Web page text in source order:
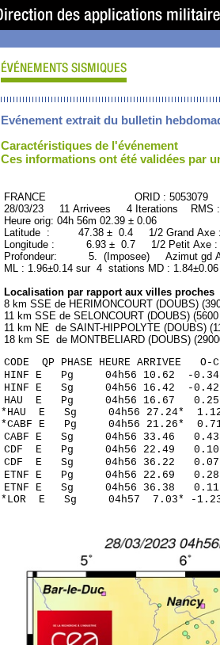
Evénement extrait du bulletin
Caractéristiques de l'événement
Ces informations ont été validées par
FRANCE ORID : 5053079
28/03/23 11 Arrivees 4 Iterations RMS
Heure orig: 04h 56m 02.39 ± 0.06
Latitude : 47.38 ± 0.4 1/2 Grand
Longitude : 6.93 ± 0.7 1/2 Petit Axe
Profondeur: 5. (Imposee) Azimut gd
ML : 1.96±0.14 sur 4 stations MD :
Localisation par rapport aux villes proches
8 km SSE de HERIMONCOURT (DOUBS)
11 km SSE de SELONCOURT (DOUBS)
11 km NE de SAINT-HIPPOLYTE (DOUBS)
18 km SE de MONTBELIARD (DOUBS)
CODE QP PHASE HEURE
HINF E Pg 04h56
HINF E Sg 04h56 16.42
HAU E Pg 04h56
*HAU E Sg 04h56
*CABF E Pg 04h56
CABF E Sg 04h56 33.46
CDF E Pg 04h56
CDF E Sg 04h56 36.22
ETNF E Pg 04h56
ETNF E Sg 04h56 36.38
*LOR E Sg 04h57 7.03* -